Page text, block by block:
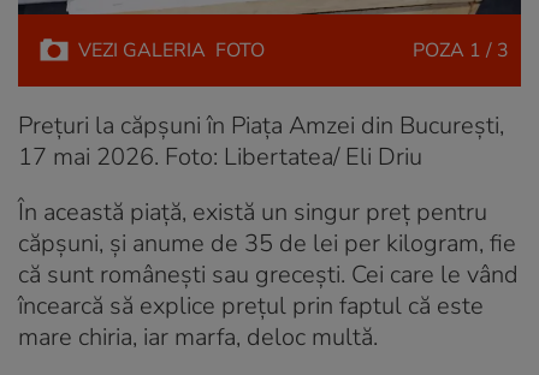
VEZI GALERIA FOTO POZA 1 / 3
Prețuri la căpșuni în Piața Amzei din București,
17 mai 2026. Foto: Libertatea/ Eli Driu
În această piață, există un singur preț pentru
căpșuni, și anume de 35 de lei per kilogram, fie
că sunt românești sau grecești. Cei care le vând
încearcă să explice prețul prin faptul că este
mare chiria, iar marfa, deloc multă.